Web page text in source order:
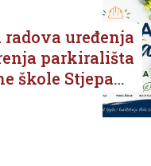
uređenja
parkirališta
škole Stjepana
Radića